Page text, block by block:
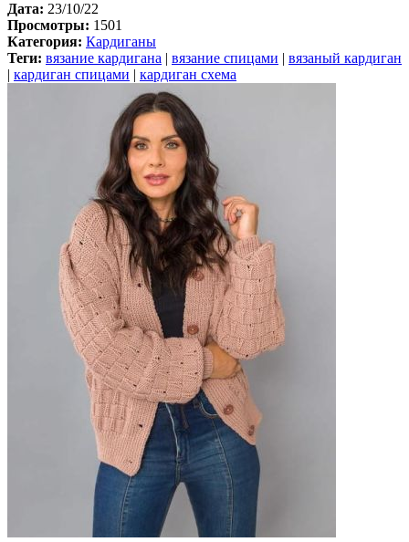
Дата: 23/10/22
Просмотры: 1501
Категория: Кардиганы
Теги: вязание кардигана вязание спицами
вязаный кардиган
кардиган спицами кардиган схема